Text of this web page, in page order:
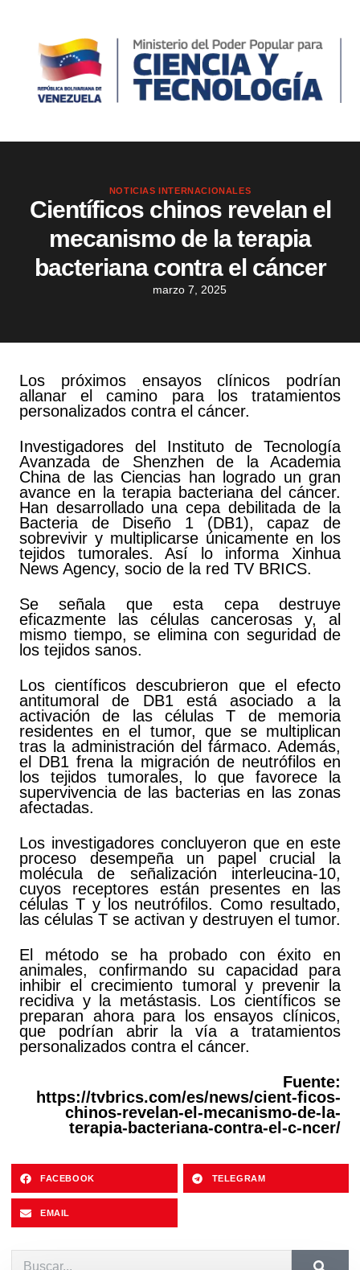
NOTICIAS INTERNACIONALES
Científicos chinos revelan el
mecanismo de la terapia
bacteriana contra el cáncer
marzo 7, 2025
Los próximos ensayos clínicos podrían
allanar el camino para los tratamientos
personalizados contra el cáncer.
Investigadores del Instituto de Tecnología
Avanzada de Shenzhen de la Academia
China de las Ciencias han logrado un gran
avance en la terapia bacteriana del cáncer.
Han desarrollado una cepa debilitada de la
Bacteria de Diseño 1 (DB1), capaz de
sobrevivir y multiplicarse únicamente en los
tejidos tumorales. Así lo informa Xinhua
News Agency, socio de la red TV BRICS.
Se señala que esta cepa destruye
eficazmente las células cancerosas y, al
mismo tiempo, se elimina con seguridad de
los tejidos sanos.
Los científicos descubrieron que el efecto
antitumoral de DB1 está asociado a la
activación de las células T de memoria
residentes en el tumor, que se multiplican
tras la administración del fármaco. Además,
el DB1 frena la migración de neutrófilos en
los tejidos tumorales, lo que favorece la
supervivencia de las bacterias en las zonas
afectadas.
Los investigadores concluyeron que en este
proceso desempeña un papel crucial la
molécula de señalización interleucina-10,
cuyos receptores están presentes en las
células T y los neutrófilos. Como resultado,
las células T se activan y destruyen el tumor.
El método se ha probado con éxito en
animales, confirmando su capacidad para
inhibir el crecimiento tumoral y prevenir la
recidiva y la metástasis. Los científicos se
preparan ahora para los ensayos clínicos,
que podrían abrir la vía a tratamientos
personalizados contra el cáncer.
Fuente:
https://tvbrics.com/es/news/cient-ficos-
chinos-revelan-el-mecanismo-de-la-
terapia-bacteriana-contra-el-c-ncer/
FACEBOOK TELEGRAM
EMAIL